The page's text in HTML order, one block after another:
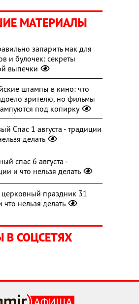
МАТЕРИАЛЫ
запарить мак для
и булочек: секреты
выпечки
штампы в кино: что
зрителю, но фильмы
под копирку
Спас 1 августа - традиции
делать
спас 6 августа -
и что нельзя делать
праздник 31
что нельзя делать
В СОЦСЕТЯХ